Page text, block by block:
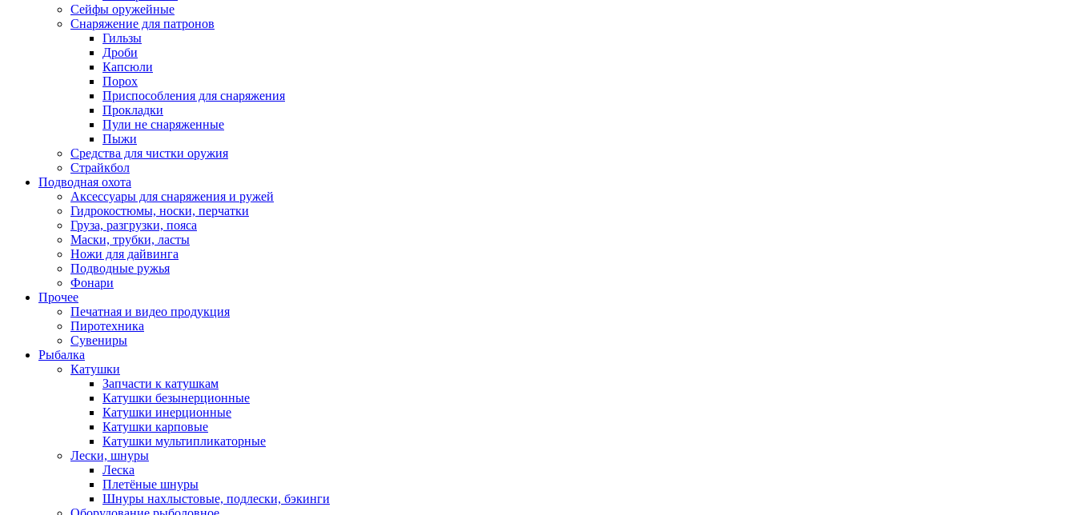
Сейфы оружейные
Снаряжение для патронов
Гильзы
Дроби
Капсюли
Порох
Приспособления для снаряжения
Прокладки
Пули не снаряженные
Пыжи
Средства для чистки оружия
Страйкбол
Подводная охота
Аксессуары для снаряжения и ружей
Гидрокостюмы, носки, перчатки
Груза, разгрузки, пояса
Маски, трубки, ласты
Ножи для дайвинга
Подводные ружья
Фонари
Прочее
Печатная и видео продукция
Пиротехника
Сувениры
Рыбалка
Катушки
Запчасти к катушкам
Катушки безынерционные
Катушки инерционные
Катушки карповые
Катушки мультипликаторные
Лески, шнуры
Леска
Плетёные шнуры
Шнуры нахлыстовые, подлески, бэкинги